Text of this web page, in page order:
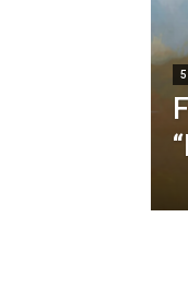
5